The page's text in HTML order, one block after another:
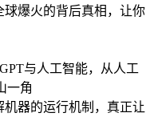
球爆火的背后真相，让你
与人工智能，从人工
一角
器的运行机制，真正让